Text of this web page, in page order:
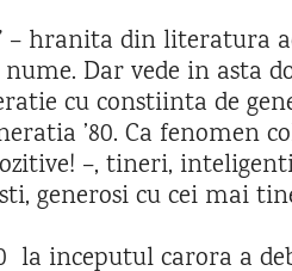
– hranita din literatura
Dar vede in asta
cu constiinta de
’80. Ca fenomen
–, tineri,
generosi cu cei mai
inceputul carora a